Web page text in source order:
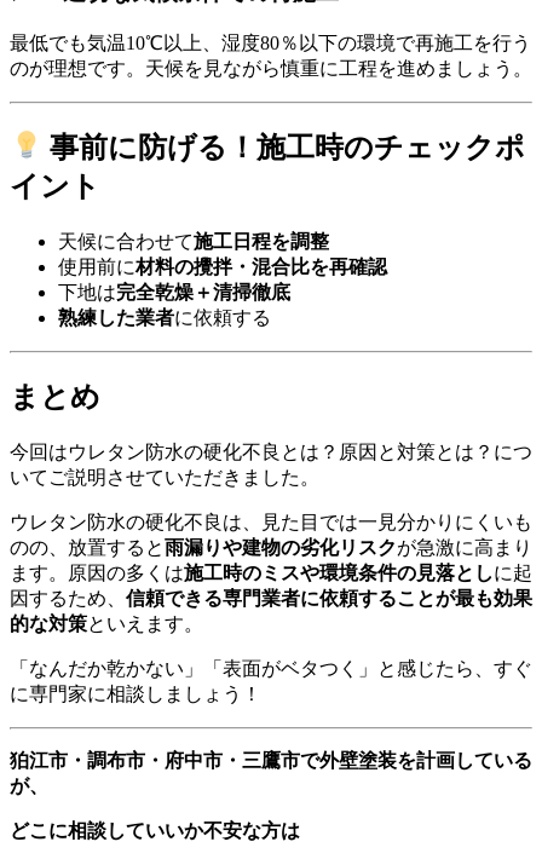
最低でも気温10℃以上、湿度80％以下の環境で再施工を行う
のが理想です。天候を見ながら慎重に工程を進めましょう。
事前に防げる！施工時のチェックポ
イント
天候に合わせて施工日程を調整
使用前に材料の攪拌・混合比を再確認
下地は完全乾燥＋清掃徹底
熟練した業者に依頼する
まとめ
今回はウレタン防水の硬化不良とは？原因と対策とは？ につ
いてご説明させていただきました。
ウレタン防水の硬化不良は、見た目では一見分かりにくいも
のの、放置すると雨漏りや建物の劣化リスクが急激に高まり
ます。原因の多くは施工時のミスや環境条件の見落としに起
因するため、 信頼できる専門業者に依頼することが最も効果
的な対策といえます。
「なんだか乾かない」「表面がベタつく」
と感じたら、すぐ
に専門家に相談しましょう！
狛江市・調布市・府中市・三鷹市で外壁塗装を計画している
が、
どこに相談していいか不安な方は